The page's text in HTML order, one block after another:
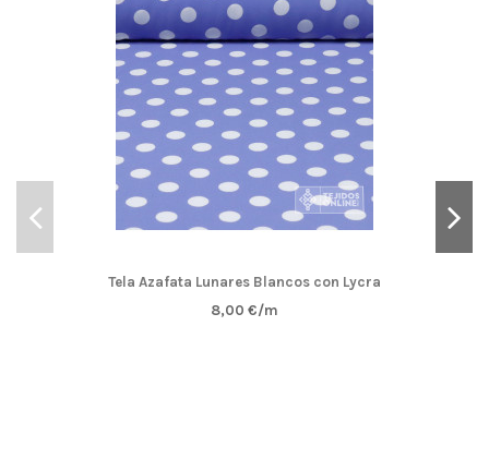
Tela Azafata Lunares Blancos con Lycra
8,00 €/m